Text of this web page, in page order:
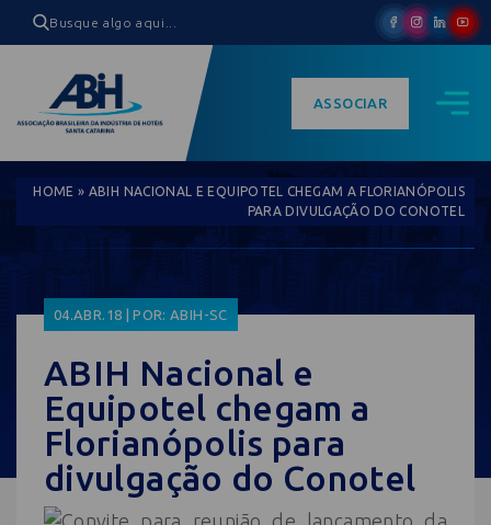
ASSOCIAR
HOME » ABIH NACIONAL E EQUIPOTEL CHEGAM A FLORIANÓPOLIS
PARA DIVULGAÇÃO DO CONOTEL
04.ABR.18 | POR: ABIH-SC
ABIH Nacional e
Equipotel chegam a
Florianópolis para
divulgação do Conotel